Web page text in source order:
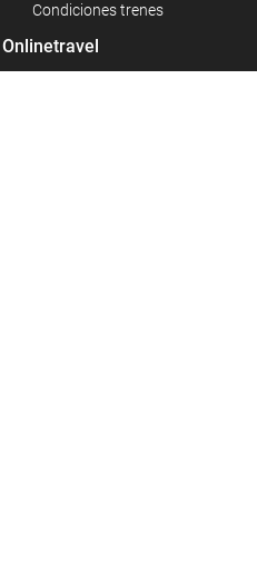
Condiciones trenes
Onlinetravel